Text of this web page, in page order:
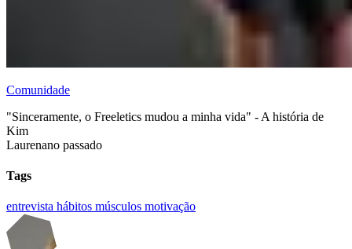
Comunidade
"Sinceramente, o Freeletics mudou a minha vida" - A história de
Kim
Laurenano passado
Tags
entrevista hábitos músculos motivação